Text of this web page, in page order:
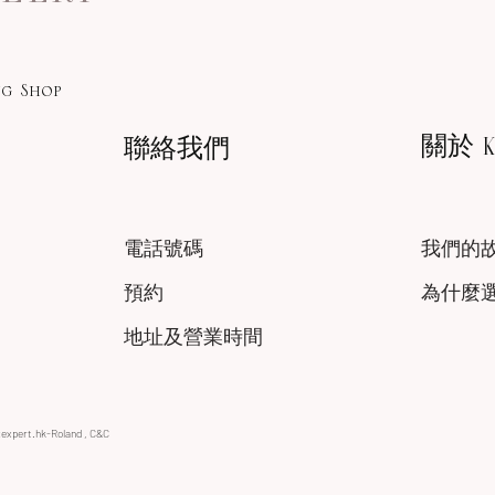
Shop
聯絡我們 關於
電話號碼
預約
我們的
為什麼
地址及營業時間
Roland , C&C